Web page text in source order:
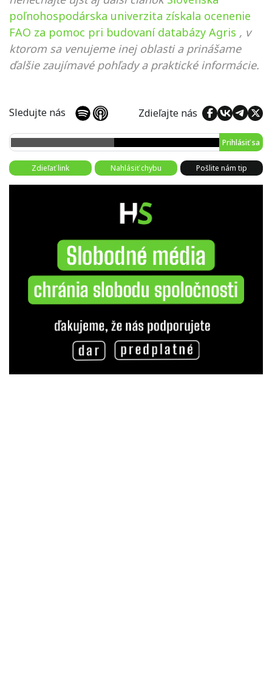
poľnohospodárska univerzita získala ocenenie
FAO za pomoc pri budovaní databázy Agris , v
ktorom sa venujeme inej oblasti a prinášame
ďalšie zaujímavé pohľady a praktické informácie.
Sledujte nás Zdieľajte nás
Prihlásiť sa
Zdieľať link Nahlásiť chybu Pošlite nám tip